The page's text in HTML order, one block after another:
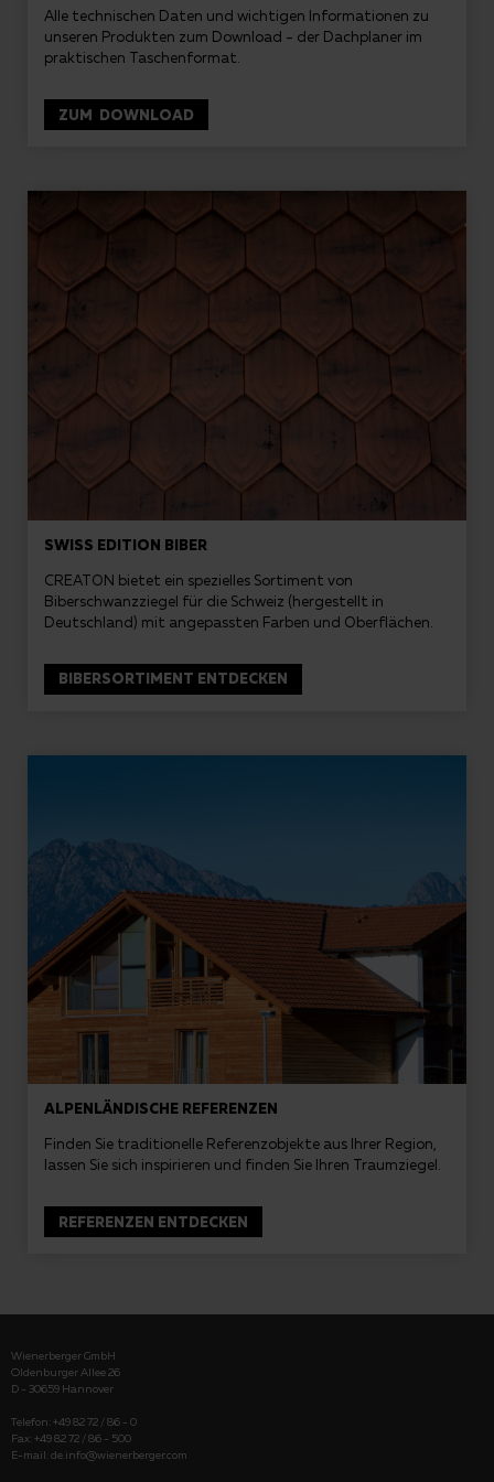
Alle technischen Daten und wichtigen Informationen zu
unseren Produkten zum Download - der Dachplaner im
praktischen Taschenformat.
ZUM DOWNLOAD
SWISS EDITION BIBER
CREATON bietet ein spezielles Sortiment von
Biberschwanzziegel für die Schweiz (hergestellt in
Deutschland) mit angepassten Farben und Oberflächen.
BIBERSORTIMENT ENTDECKEN
ALPENLÄNDISCHE REFERENZEN
Finden Sie traditionelle Referenzobjekte aus Ihrer Region,
lassen Sie sich inspirieren und finden Sie Ihren Traumziegel.
REFERENZEN ENTDECKEN
Wienerberger GmbH
Oldenburger Allee 26
D - 30659 Hannover
Telefon: +49 82 72 / 86 - 0
Fax: +49 82 72 / 86 - 500
E-mail: de.info@wienerberger.com